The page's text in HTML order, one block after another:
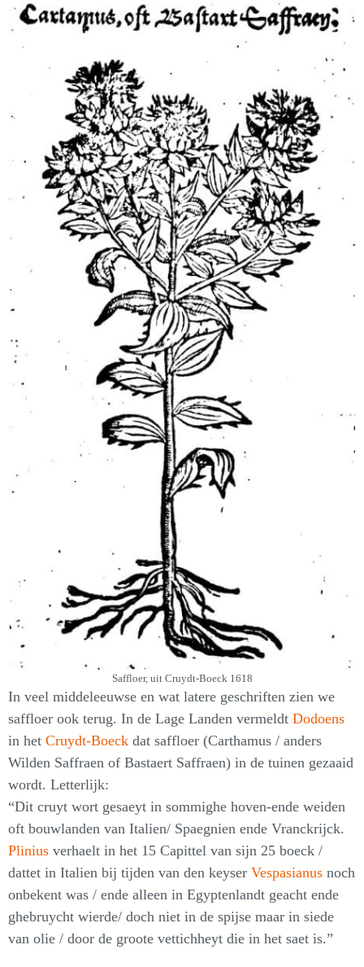
Saffloer, uit Cruydt-Boeck 1618
In veel middeleeuwse en wat latere geschriften zien we
saffloer ook terug. In de Lage Landen vermeldt Dodoens
in het Cruydt-Boeck dat saffloer (Carthamus / anders
Wilden Saffraen of Bastaert Saffraen) in de tuinen gezaaid
wordt. Letterlijk:
“Dit cruyt wort gesaeyt in sommighe hoven-ende weiden
oft bouwlanden van Italien/ Spaegnien ende Vranckrijck.
Plinius verhaelt in het 15 Capittel van sijn 25 boeck /
dattet in Italien bij tijden van den keyser Vespasianus noch
onbekent was / ende alleen in Egyptenlandt geacht ende
ghebruycht wierde/ doch niet in de spijse maar in siede
van olie / door de groote vettichheyt die in het saet is.”